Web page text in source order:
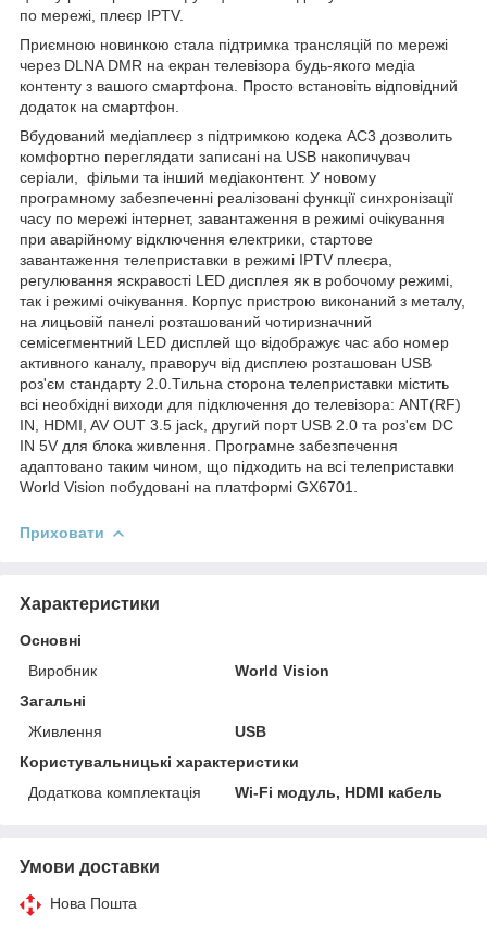
по мережі, плеєр IPTV.
Приємною новинкою стала підтримка трансляцій по мережі
через DLNA DMR на екран телевізора будь-якого медіа
контенту з вашого смартфона. Просто встановіть відповідний
додаток на смартфон.
Вбудований медіаплеєр з підтримкою кодека AC3 дозволить
комфортно переглядати записані на USB накопичувач
серіали, фільми та інший медіаконтент. У новому
програмному забезпеченні реалізовані функції синхронізації
часу по мережі інтернет, завантаження в режимі очікування
при аварійному відключення електрики, стартове
завантаження телеприставки в режимі IPTV плеєра,
регулювання яскравості LED дисплея як в робочому режимі,
так і режимі очікування. Корпус пристрою виконаний з металу,
на лицьовій панелі розташований чотиризначний
семісегментний LED дисплей що відображує час або номер
активного каналу, праворуч від дисплею розташован USB
роз'єм стандарту 2.0.Тильна сторона телеприставки містить
всі необхідні виходи для підключення до телевізора: ANT(RF)
IN, HDMI, AV OUT 3.5 jack, другий порт USB 2.0 та роз'єм DC
IN 5V для блока живлення. Програмне забезпечення
адаптовано таким чином, що підходить на всі телеприставки
World Vision побудовані на платформі GX6701.
Приховати
Характеристики
Основні
Виробник
World Vision
Загальні
Живлення
USB
Користувальницькі характеристики
Додаткова комплектація
Wi-Fi модуль, HDMI кабель
Умови доставки
Нова Пошта